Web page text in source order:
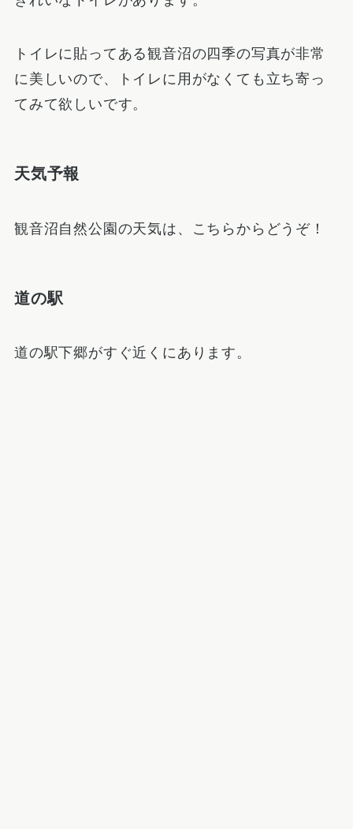
トイレに貼ってある観音沼の四季の写真が非常
に美しいので、トイレに用がなくても立ち寄っ
てみて欲しいです。
天気予報
観音沼自然公園の天気は、こちらからどうぞ！
道の駅
道の駅下郷がすぐ近くにあります。